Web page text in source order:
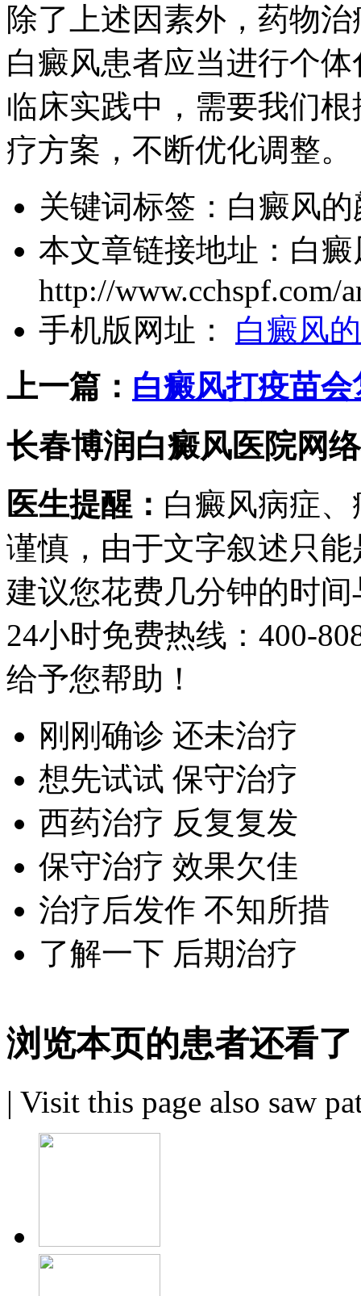
除了上述因素外，药物
白癜风患者应当进行个
临床实践中，需要我们
疗方案，不断优化调整。
关键词标签： 白癜风
本文章链接地址： 白
http://www.cchspf.com/
手机版网址：
白癜风
上一篇： 白癜风打疫苗
长春博润白癜风医院网
医生提醒： 白癜风病症
谨慎，由于文字叙述只
建议您花费几分钟的时
24小时免费热线： 400-
给予您帮助！
刚刚确诊 还未治疗
想先试试 保守治疗
西药治疗 反复复发
保守治疗 效果欠佳
治疗后发作 不知所措
了解一下 后期治疗
浏览本页的患者还看了
| Visit this page also saw